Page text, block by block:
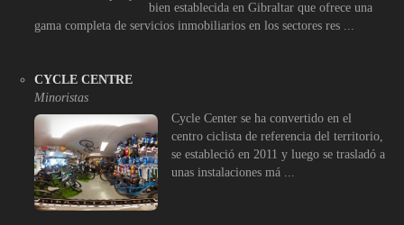
bien establecida en Gibraltar que ofrece una
gama completa de servicios inmobiliarios en los sectores res ...
CYCLE CENTRE
Minoristas
Cycle Center se ha convertido en el
centro ciclista de referencia del territorio,
se estableció en 2011 y luego se trasladó a
unas instalaciones má ...